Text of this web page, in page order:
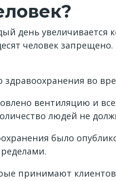
день
человек
во
вентиляцию и
людей не
было
принимают